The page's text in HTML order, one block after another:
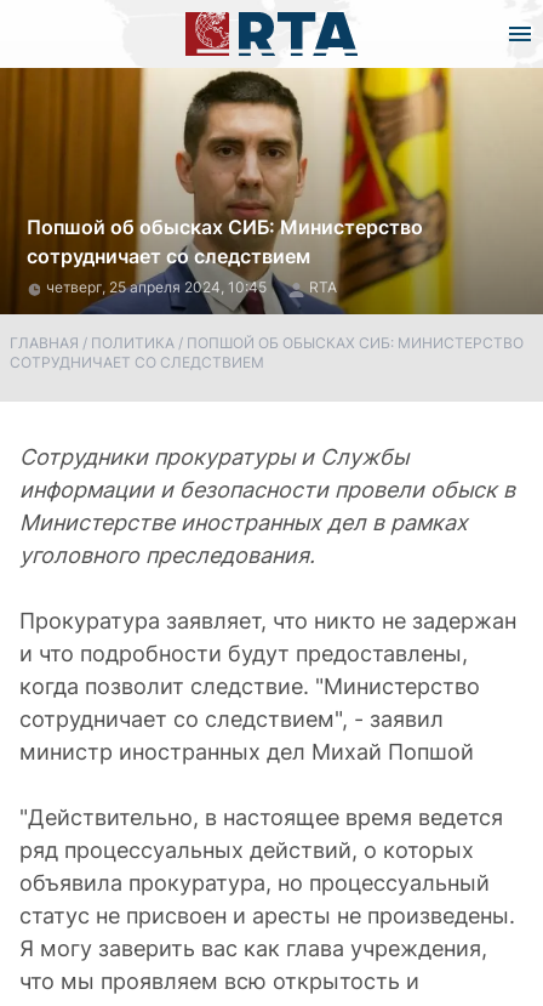
Попшой об обысках СИБ: Министерство
сотрудничает со следствием
четверг, 25 апреля 2024, 10:45 RTA
ГЛАВНАЯ / ПОЛИТИКА / ПОПШОЙ ОБ ОБЫСКАХ СИБ: МИНИСТЕРСТВО
СОТРУДНИЧАЕТ СО СЛЕДСТВИЕМ
Сотрудники прокуратуры и Службы
информации и безопасности провели обыск в
Министерстве иностранных дел в рамках
уголовного преследования.
Прокуратура заявляет, что никто не задержан
и что подробности будут предоставлены,
когда позволит следствие. "Министерство
сотрудничает со следствием", - заявил
министр иностранных дел Михай Попшой
"Действительно, в настоящее время ведется
ряд процессуальных действий, о которых
объявила прокуратура, но процессуальный
статус не присвоен и аресты не произведены.
Я могу заверить вас как глава учреждения,
что мы проявляем всю открытость и